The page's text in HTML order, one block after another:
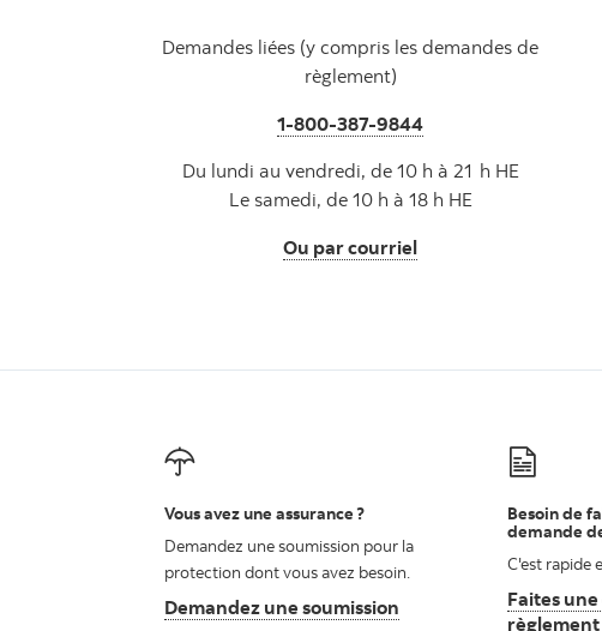
Demandes liées (y compris les demandes de
règlement)
1-800-387-9844
Du lundi au vendredi, de 10 h à 21 h HE
Le samedi, de 10 h à 18 h HE
Ou par courriel
Vous avez une assurance ?
Demandez une soumission pour la
protection dont vous avez besoin.
Demandez une soumission Ouvre la fenêtre de
Besoin de
demande
C'est rapide
Faites
règlement